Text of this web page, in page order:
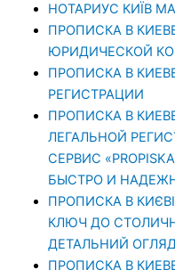
НОТАРИУС КИЇВ
ПРОПИСКА В
ЮРИДИЧЕСКОЙ
ПРОПИСКА В
РЕГИСТРАЦИИ
ПРОПИСКА В
ЛЕГАЛЬНОЙ
СЕРВИС
БЫСТРО И
ПРОПИСКА В КИЄВІ
КЛЮЧ ДО
ДЕТАЛЬНИЙ
ПРОПИСКА В